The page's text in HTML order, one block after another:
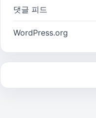
댓글 피드
WordPress.org